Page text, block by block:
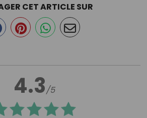
4.3/5
CET ARTICLE SUR